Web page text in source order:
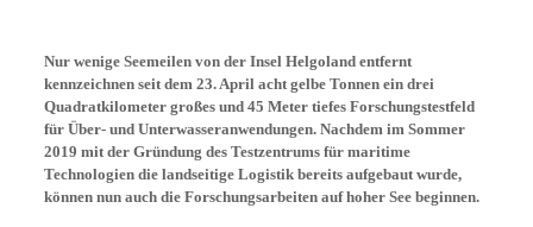
Nur wenige Seemeilen von der Insel Helgoland entfernt
kennzeichnen seit dem 23. April acht gelbe Tonnen ein drei
Quadratkilometer großes und 45 Meter tiefes Forschungstestfeld
für Über- und Unterwasseranwendungen. Nachdem im Sommer
2019 mit der Gründung des Testzentrums für maritime
Technologien die landseitige Logistik bereits aufgebaut wurde,
können nun auch die Forschungsarbeiten auf hoher See beginnen.